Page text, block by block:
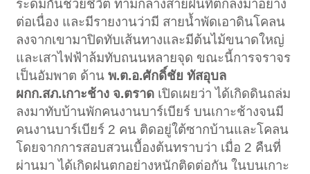
ระดมกันช่วยชีวิต ท่ามกลางสายฝนที่ตกลงมาอย่าง
ต่อเนื่อง และมีรายงานว่ามี สายน้ำพัดเอาดินโคลน
ลงจากเขามาปิดทับเส้นทางและมีต้นไม้ขนาดใหญ่
และเสาไฟฟ้าล้มทับถนนหลายจุด ขณะนี้การจราจร
เป็นอัมพาต ด้านพ.ต.อ.ศักดิ์ชัย ทัสอุบล
ผกก.สภ.เกาะช้าง จ.ตราด เปิดเผยว่า ได้เกิดดินถล่ม
ลงมาทับบ้านพักคนงานบาร์เบียร์ บนเกาะช้างจนมี
คนงานบาร์เบียร์ 2 คน ติดอยู่ใต้ซากบ้านและโคลน
โดยจากการสอบสวนเบื้องต้นทราบว่า เมื่อ 2 คืนที่
ผ่านมา ได้เกิดฝนตกอย่างหนักติดต่อกัน ในบนเกาะ